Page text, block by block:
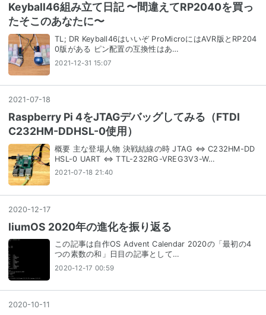
Keyball46組み立て日記 〜間違えてRP2040を買っ
たそこのあなたに〜
TL; DR Keyball46はいいぞ ProMicroにはAVR版とRP204
0版がある ピン配置の互換性はあ…
2021-12-31 15:07
2021 -07-18
Raspberry Pi 4をJTAGデバッグしてみる（FTDI
C232HM-DDHSL-0使用）
概要 主な登場人物 決戦結線の時 JTAG ⇔ C232HM-DD
HSL-0 UART ⇔ TTL-232RG-VREG3V3-W…
2021-07-18 21:40
2020-12-17
liumOS 2020年の進化を振り返る
この記事は自作OS Advent Calendar 2020の「最初の4
つの素数の和」日目の記事として…
2020-12-17 00:59
2020-10-11